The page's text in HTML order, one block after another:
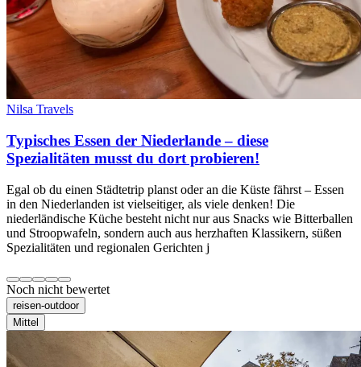
Nilsa Travels
Typisches Essen der Niederlande – diese
Spezialitäten musst du dort probieren!
Egal ob du einen Städtetrip planst oder an die Küste fährst – Essen
in den Niederlanden ist vielseitiger, als viele denken! Die
niederländische Küche besteht nicht nur aus Snacks wie Bitterballen
und Stroopwafeln, sondern auch aus herzhaften Klassikern, süßen
Spezialitäten und regionalen Gerichten j
Noch nicht bewertet
reisen-outdoor
Mittel